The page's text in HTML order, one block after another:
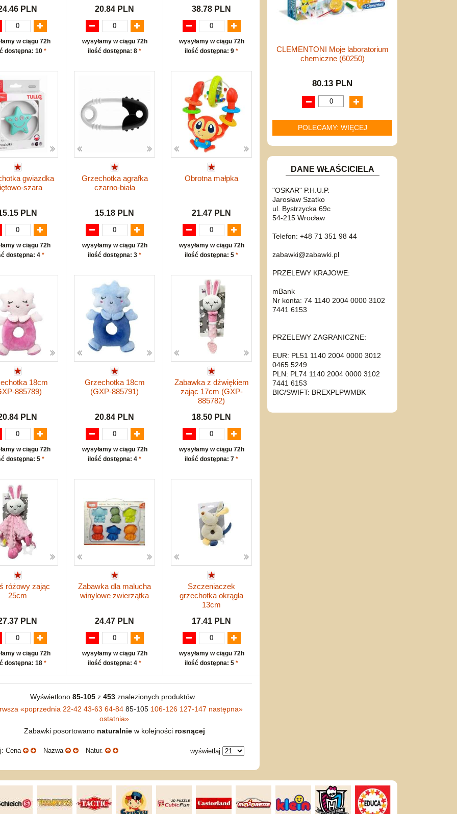
PLN
w ciągu 72h
dostępna: 10 *
20.84 PLN
wysyłamy w ciągu 72h
ilość dostępna: 8 *
38.78 PLN
wysyłamy w ciągu 72h
ilość dostępna: 9 *
gwiazdka
szara
PLN
w ciągu 72h
dostępna: 4 *
Grzechotka agrafka
czarno-biała
15.18 PLN
wysyłamy w ciągu 72h
ilość dostępna: 3 *
Obrotna małpka
21.47 PLN
wysyłamy w ciągu 72h
ilość dostępna: 5 *
18cm
885789)
PLN
w ciągu 72h
dostępna: 5 *
Grzechotka 18cm
(GXP-885791)
20.84 PLN
wysyłamy w ciągu 72h
ilość dostępna: 4 *
Zabawka z dźwiękiem
zając 17cm (GXP-
885782)
18.50 PLN
wysyłamy w ciągu 72h
ilość dostępna: 7 *
różowy zając
25cm
PLN
w ciągu 72h
dostępna: 18 *
Zabawka dla malucha
winylowe zwierzątka
24.47 PLN
wysyłamy w ciągu 72h
ilość dostępna: 4 *
Szczeniaczek
grzechotka okrągła
13cm
17.41 PLN
wysyłamy w ciągu 72h
ilość dostępna: 5 *
Wyświetlono 85-105z 453znalezionych produktów
«poprzednia 22-42 43-63 64-84 85-105 106-126 127-147 następna»
ostatnia»
Zabawki posortowano naturalniew kolejności rosnącej
Cena Nazwa Natur. wyświetlaj
CLEMENTONI Moje laboratorium
chemiczne (60250)
80.13 PLN
POLECAMY: WIĘCEJ
DANE WŁAŚCICIELA
"OSKAR" P.H.U.P.
Jarosław Szatko
ul. Bystrzycka 69c
54-215 Wrocław
Telefon: +48 71 351 98 44
zabawki@zabawki.pl
PRZELEWY KRAJOWE:
mBank
Nr konta: 74 1140 2004 0000 3102
7441 6153
PRZELEWY ZAGRANICZNE:
EUR: PL51 1140 2004 0000 3012
0465 5249
PLN: PL74 1140 2004 0000 3102
7441 6153
BIC/SWIFT: BREXPLPWMBK